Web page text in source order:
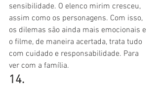
sensibilidade. O elenco mirim cresceu,
assim como os personagens. Com isso,
os dilemas são ainda mais emocionais e
o filme, de maneira acertada, trata tudo
com cuidado e responsabilidade. Para
ver com a família.
14.